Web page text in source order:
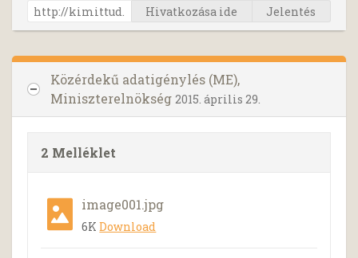
Hivatkozása ide Jelentés
Közérdekű adatigénylés (ME),
Miniszterelnökség 2015. április 29.
2 Melléklet
image001.jpg
6KDownload